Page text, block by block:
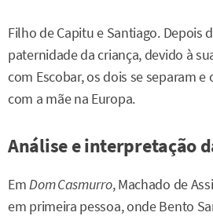
Filho de Capitu e Santiago. Depois
paternidade da criança, devido à
com Escobar, os dois se separam
com a mãe na Europa.
Análise e interpretação
EmDom Casmurro, Machado de
em primeira pessoa, onde Bento